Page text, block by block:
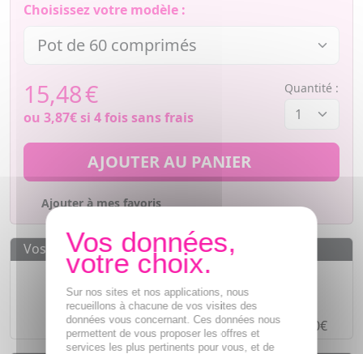
Choisissez votre modèle :
15,48€
ou 3,87€si 4 fois sans frais
Quantité :
AJOUTER AU PANIER
Ajouter à mes favoris
Vos avantages
Des prixIMBATTABLES
Paiement en ligneSÉCURISÉ
Paiement en4 fois sans fraisà partir de 30€
Sur nos sites et nos applications, nous
recueillons à chacune de vos visites des
données vous concernant. Ces données nous
permettent de vous proposer les offres et
services les plus pertinents pour vous, et de